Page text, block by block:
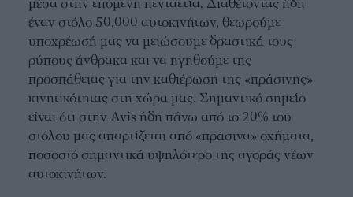
μέσα στην επόμενη πενταετία. Διαθέτοντας ήδη
έναν στόλο 50.000 αυτοκινήτων, θεωρούμε
υποχρέωσή μας να μειώσουμε δραστικά τους
ρύπους άνθρακα και να ηγηθούμε της
προσπάθειας για την καθιέρωση της «πράσινης»
κινητικότητας στη χώρα μας. Σημαντικό σημείο
είναι ότι στην Avis ήδη πάνω από το 20% του
στόλου μας απαρτίζεται από «πράσινα» οχήματα,
ποσοστό σημαντικά υψηλότερο της αγοράς νέων
αυτοκινήτων.